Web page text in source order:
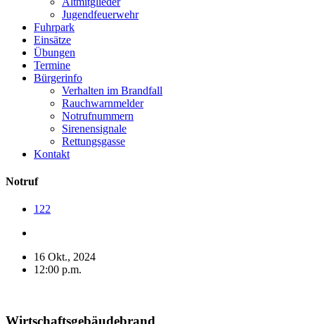
Jugendfeuerwehr
Fuhrpark
Einsätze
Übungen
Termine
Bürgerinfo
Verhalten im Brandfall
Rauchwarnmelder
Notrufnummern
Sirenensignale
Rettungsgasse
Kontakt
Notruf
122
16 Okt., 2024
12:00 p.m.
Wirtschaftsgebäudebrand